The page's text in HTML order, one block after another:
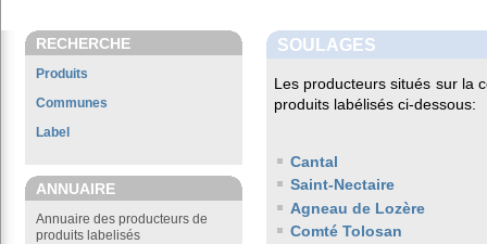
RECHERCHE
Produits
Communes
Label
ANNUAIRE
Annuaire des producteurs de
produits labelisés
SOULAGES
Les producteurs situés sur la
produits labélisés ci-dessous:
Cantal
Saint-Nectaire
Agneau de Lozère
Comté Tolosan